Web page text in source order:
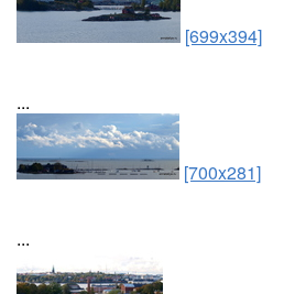
[699x394]
...
[700x281]
...